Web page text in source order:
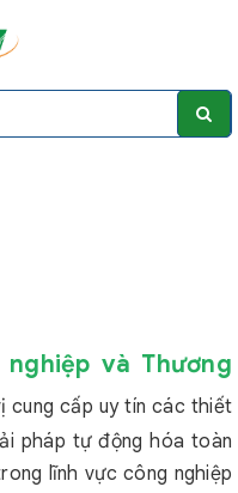
và Thương
cung cấp uy tín các thiết
pháp tự động hóa toàn
lĩnh vực công nghiệp